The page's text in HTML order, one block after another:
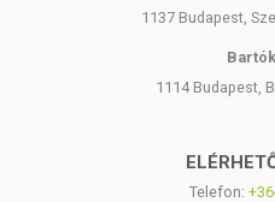
1137 Budapest,
1114 Budapest,
Telefon: